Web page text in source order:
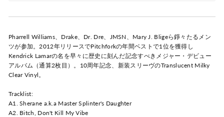
Pharrell Williams、Drake、Dr. Dre、JMSN、Mary J. Bligeら錚々たるメン
ツが参加。2012年リリースでPitchforkの年間ベストで1位を獲得し
Kendrick Lamarの名を早々に歴史に刻んだ記念すべきメジャー・デビュー
アルバム（通算2枚目）。10周年記念、新装スリーヴのTranslucent Milky
Clear Vinyl。
Tracklist:
A1. Sherane a.k.a Master Splinter's Daughter
A2. Bitch, Don't Kill My Vibe